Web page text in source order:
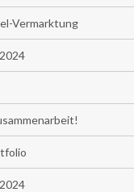
Vermarktung